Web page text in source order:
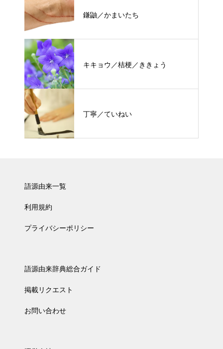
鎌鼬／かまいたち
キキョウ／桔梗／ききょう
丁寧／ていねい
語源由来一覧
利用規約
プライバシーポリシー
語源由来辞典総合ガイド
掲載リクエスト
お問い合わせ